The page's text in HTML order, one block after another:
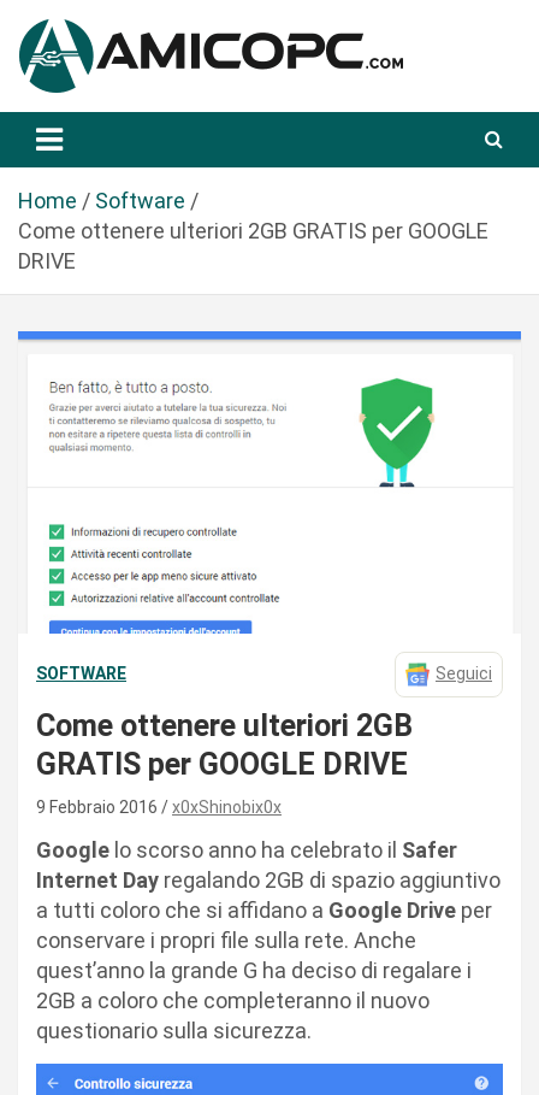
a
Amicopc.com
Home
Software
Come ottenere ulteriori 2GB GRATIS per GOOGLE
DRIVE
SOFTWARE Seguici
Come ottenere ulteriori 2GB
GRATIS per GOOGLE DRIVE
9 Febbraio 2016 x0xShinobix0x
Google lo scorso anno ha celebrato il Safer
Internet Day regalando 2GB di spazio aggiuntivo
a tutti coloro che si affidano a Google Drive per
conservare i propri file sulla rete. Anche
quest’anno la grande G ha deciso di regalare i
2GB a coloro che completeranno il nuovo
questionario sulla sicurezza.